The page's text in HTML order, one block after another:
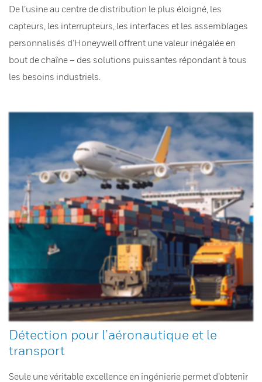
De l’usine au centre de distribution le plus éloigné, les
capteurs, les interrupteurs, les interfaces et les assemblages
personnalisés d’Honeywell offrent une valeur inégalée en
bout de chaîne – des solutions puissantes répondant à tous
les besoins industriels.
Détection pour l’aéronautique et le
transport
Seule une véritable excellence en ingénierie permet d’obtenir